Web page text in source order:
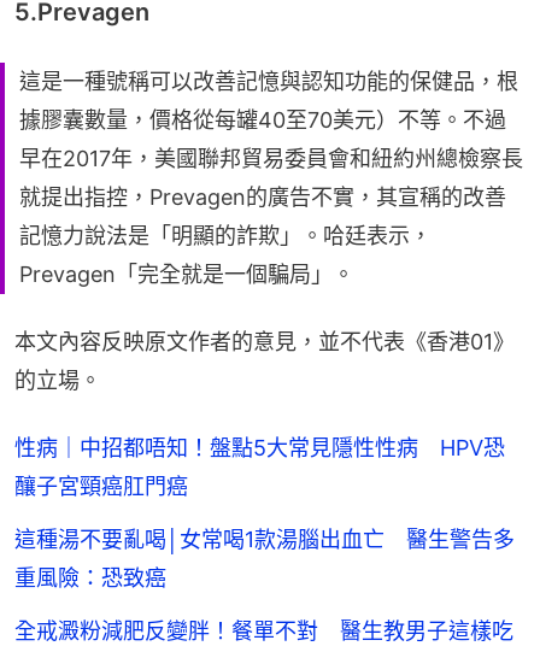
5.Prevagen
這是一種號稱可以改善記憶與認知功能的保健品，根
據膠囊數量，價格從每罐40至70美元）不等。不過
早在2017年，美國聯邦貿易委員會和紐約州總檢察長
就提出指控，Prevagen的廣告不實，其宣稱的改善
記憶力說法是「明顯的詐欺」。哈廷表示，
Prevagen「完全就是一個騙局」。
本文內容反映原文作者的意見，並不代表《香港01》
的立場。
性病｜中招都唔知！盤點5大常見隱性性病 HPV恐
釀子宮頸癌肛門癌
這種湯不要亂喝│女常喝1款湯腦出血亡 醫生警告多
重風險：恐致癌
全戒澱粉減肥反變胖！餐單不對 醫生教男子這樣吃